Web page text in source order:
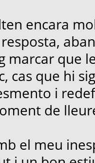
encara
marcar que
cas que hi
i
de
el meu